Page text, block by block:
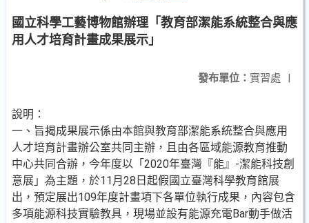
國立科學工藝博物館辦理「教育部潔能系統整合與應
用人才培育計畫成果展示」
發布單位： 實習處 |
說明：
一、旨揭成果展示係由本館與教育部潔能系統整合與應用
人才培育計畫辦公室共同主辦，且由各區域能源教育推動
中心共同合辦，今年度以「2020年臺灣『能』-潔能科技創
意展」為主題，於11月28日起假國立臺灣科學教育館展
出，預定展出109年度計畫項下各單位執行成果，內容包含
多項能源科技實驗教具，現場並設有能源充電Bar動手做活